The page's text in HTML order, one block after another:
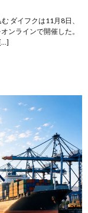
ダイフクは11月8日、
ンラインで開催した。